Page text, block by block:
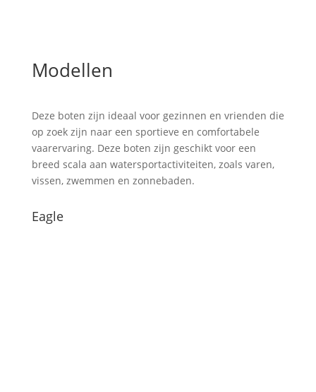
Modellen
Deze boten zijn ideaal voor gezinnen en vrienden die
op zoek zijn naar een sportieve en comfortabele
vaarervaring. Deze boten zijn geschikt voor een
breed scala aan watersportactiviteiten, zoals varen,
vissen, zwemmen en zonnebaden.
Eagle